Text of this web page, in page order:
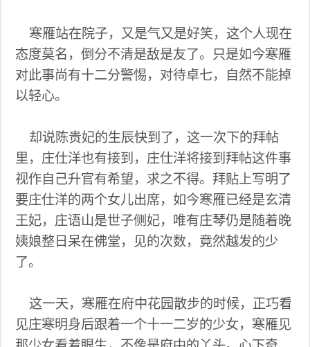
寒雁站在院子，又是气又是好笑，这个人现在
态度莫名，倒分不清是敌是友了。只是如今寒雁
对此事尚有十二分警惕，对待卓七，自然不能掉
以轻心。
却说陈贵妃的生辰快到了，这一次下的拜帖
里，庄仕洋也有接到，庄仕洋将接到拜帖这件事
视作自己升官有希望，求之不得。拜贴上写明了
要庄仕洋的两个女儿出席，如今寒雁已经是玄清
王妃，庄语山是世子侧妃，唯有庄琴仍是随着晚
姨娘整日呆在佛堂，见的次数，竟然越发的少
了。
这一天，寒雁在府中花园散步的时候，正巧看
见庄寒明身后跟着一个十一二岁的少女，寒雁见